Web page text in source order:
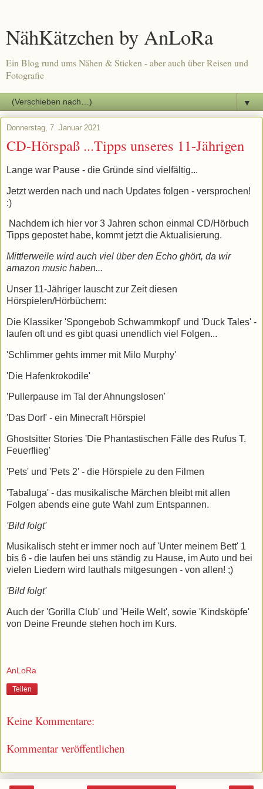
NähKätzchen by AnLoRa
Ein Blog rund ums Nähen & Sticken - aber auch über Reisen und
Fotografie
▼
Donnerstag, 7. Januar 2021
CD-Hörspaß ...Tipps unseres 11-Jährigen
Lange war Pause - die Gründe sind vielfältig...
Jetzt werden nach und nach Updates folgen - versprochen!
:)
Nachdem ich hier vor 3 Jahren schon einmal CD/Hörbuch
Tipps gepostet habe, kommt jetzt die Aktualisierung.
Mittlerweile wird auch viel über den Echo ghört, da wir
amazon music haben...
Unser 11-Jähriger lauscht zur Zeit diesen
Hörspielen/Hörbüchern:
Die Klassiker 'Spongebob Schwammkopf' und 'Duck Tales' -
laufen oft und es gibt quasi unendlich viel Folgen...
'Schlimmer gehts immer mit Milo Murphy'
'Die Hafenkrokodile'
'Pullerpause im Tal der Ahnungslosen'
'Das Dorf' - ein Minecraft Hörspiel
Ghostsitter Stories 'Die Phantastischen Fälle des Rufus T.
Feuerflieg'
'Pets' und 'Pets 2' - die Hörspiele zu den Filmen
'Tabaluga' - das musikalische Märchen bleibt mit allen
Folgen abends eine gute Wahl zum Entspannen.
'Bild folgt'
Musikalisch steht er immer noch auf 'Unter meinem Bett' 1
bis 6 - die laufen bei uns ständig zu Hause, im Auto und bei
vielen Liedern wird lauthals mitgesungen - von allen! ;)
'Bild folgt'
Auch der 'Gorilla Club' und 'Heile Welt', sowie 'Kindsköpfe'
von Deine Freunde stehen hoch im Kurs.
AnLoRa
Teilen
Keine Kommentare:
Kommentar veröffentlichen